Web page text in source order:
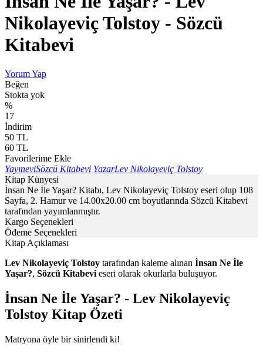
Nikolayeviç Tolstoy - Sözcü
Kitabevi
Yorum Yap
Beğen
Stokta yok
%
17
İndirim
50 TL
60 TL
Favorilerime Ekle
YayıneviSözcü Kitabevi YazarLev Nikolayeviç Tolstoy
Kitap Künyesi
İnsan Ne İle Yaşar? Kitabı, Lev Nikolayeviç Tolstoy eseri olup 108
Sayfa, 2. Hamur ve 14.00x20.00 cm boyutlarında Sözcü Kitabevi
tarafından yayımlanmıştır.
Kargo Seçenekleri
Ödeme Seçenekleri
Kitap Açıklaması
Lev Nikolayeviç Tolstoy tarafından kaleme alınan İnsan Ne İle
Yaşar?, Sözcü Kitabevi eseri olarak okurlarla buluşuyor.
İnsan Ne İle Yaşar? - Lev Nikolayeviç
Tolstoy Kitap Özeti
Matryona öyle bir sinirlendi ki!